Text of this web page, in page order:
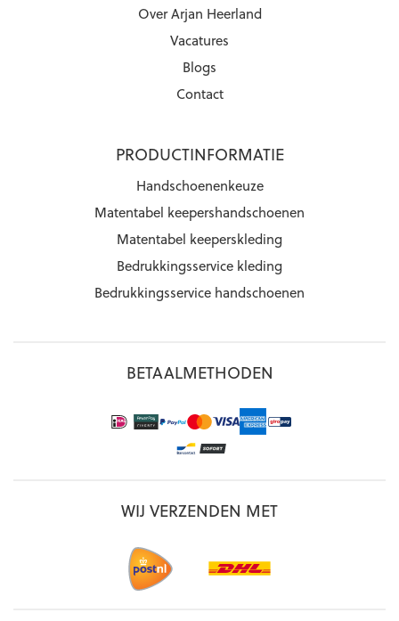
Over Arjan Heerland
Vacatures
Blogs
Contact
PRODUCTINFORMATIE
Handschoenenkeuze
Matentabel keepershandschoenen
Matentabel keeperskleding
Bedrukkingsservice kleding
Bedrukkingsservice handschoenen
BETAALMETHODEN
WIJ VERZENDEN MET